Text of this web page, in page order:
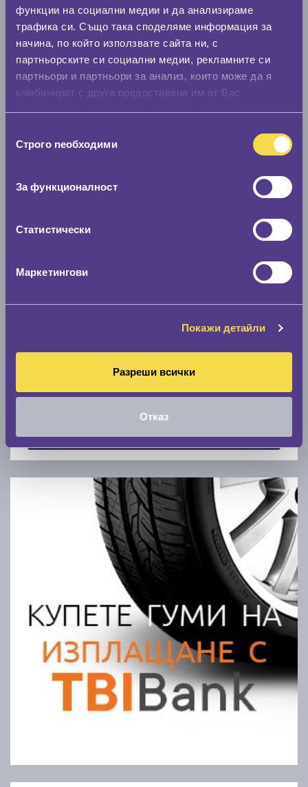
функции на социални медии и да анализираме
трафика си. Също така споделяме информация за
начина, по който използвате сайта ни, с
партньорските си социални медии, рекламните си
партньори и партньори за анализ, които може да я
комбинират с друга предоставена им от Вас
наСтрого nеобходими
За функционалност
Статистически
Маркетингови
Покажи детайли
Разреши всички
Отказ
Стар размер
0 мм.
Скоростомер при 100
Покажи гуми